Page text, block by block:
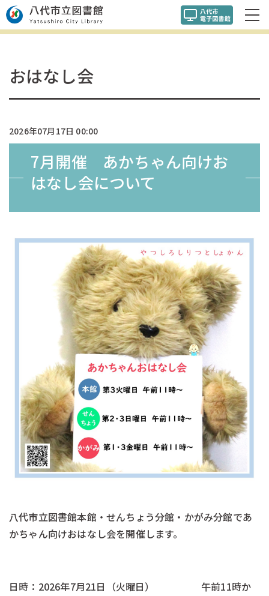
おはなし会
2026年07月17日 00:00
7月開催 あかちゃん向けお
はなし会について
八代市立図書館本館・せんちょう分館・かがみ分館であ
かちゃん向けおはなし会を開催します。
日時：2026年7月21日（火曜日） 午前11時か